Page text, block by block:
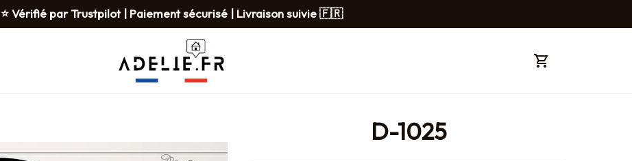
⭐ Vérifié par Trustpilot | Paiement sécurisé | Livraison suivie 🇫🇷
D-1025